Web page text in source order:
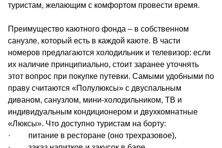
туристам, желающим с комфортом провести время.
Преимущество каютного фонда – в собственном
санузле, который есть в каждой каюте. В части
номеров предлагаются холодильник и телевизор: если
их наличие принципиально, стоит заранее уточнять
этот вопрос при покупке путевки. Самыми удобными по
праву считаются «Полулюксы» с двуспальным
диваном, санузлом, мини-холодильником, ТВ и
индивидуальным кондиционером и двухкомнатные
«Люксы». Что доступно туристам на борту:
· питание в ресторане (оно трехразовое),